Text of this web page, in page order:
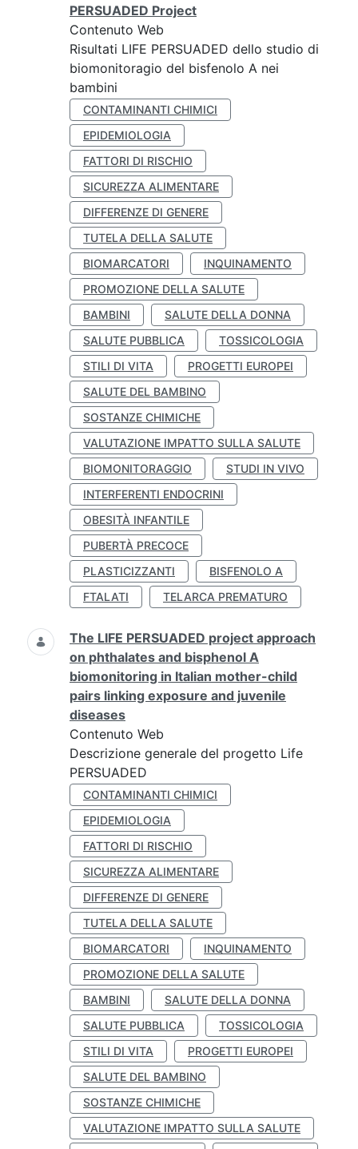
PERSUADED Project
Contenuto Web
Risultati LIFE PERSUADED dello studio di
biomonitoragio del bisfenolo A nei
bambini
CONTAMINANTI CHIMICI
EPIDEMIOLOGIA
FATTORI DI RISCHIO
SICUREZZA ALIMENTARE
DIFFERENZE DI GENERE
TUTELA DELLA SALUTE
BIOMARCATORI
INQUINAMENTO
PROMOZIONE DELLA SALUTE
BAMBINI
SALUTE DELLA DONNA
SALUTE PUBBLICA
TOSSICOLOGIA
STILI DI VITA
PROGETTI EUROPEI
SALUTE DEL BAMBINO
SOSTANZE CHIMICHE
VALUTAZIONE IMPATTO SULLA SALUTE
BIOMONITORAGGIO
STUDI IN VIVO
INTERFERENTI ENDOCRINI
OBESITÀ INFANTILE
PUBERTÀ PRECOCE
PLASTICIZZANTI
BISFENOLO A
FTALATI
TELARCA PREMATURO
The LIFE PERSUADED project approach
on phthalates and bisphenol A
biomonitoring in Italian mother-child
pairs linking exposure and juvenile
diseases
Contenuto Web
Descrizione generale del progetto Life
PERSUADED
CONTAMINANTI CHIMICI
EPIDEMIOLOGIA
FATTORI DI RISCHIO
SICUREZZA ALIMENTARE
DIFFERENZE DI GENERE
TUTELA DELLA SALUTE
BIOMARCATORI
INQUINAMENTO
PROMOZIONE DELLA SALUTE
BAMBINI
SALUTE DELLA DONNA
SALUTE PUBBLICA
TOSSICOLOGIA
STILI DI VITA
PROGETTI EUROPEI
SALUTE DEL BAMBINO
SOSTANZE CHIMICHE
VALUTAZIONE IMPATTO SULLA SALUTE